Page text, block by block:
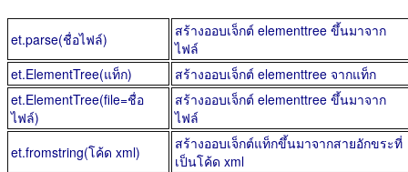
et.parse(ชื่อไฟล์)
สร้างออบเจ็กต์ elementtree ขึ้นมาจาก
ไฟล์
et.ElementTree(แท็ก)
สร้างออบเจ็กต์ elementtree จากแท็ก
et.ElementTree(file=ชื่อ
ไฟล์)
สร้างออบเจ็กต์ elementtree ขึ้นมาจาก
ไฟล์
et.fromstring(โค้ด xml)
สร้างออบเจ็กต์แท็กขึ้นมาจากสายอักขระที่
เป็นโค้ด xml